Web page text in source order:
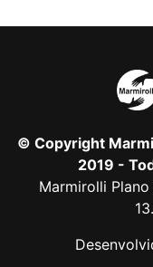
© Copyright
2019 -
Marmirolli